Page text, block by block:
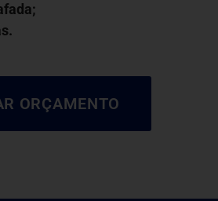
.
ORÇAMENTO